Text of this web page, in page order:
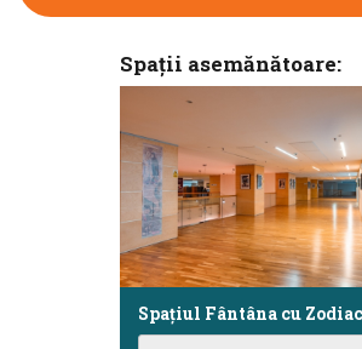
Spații asemănătoare:
Spațiul Fântâna cu Zodiac